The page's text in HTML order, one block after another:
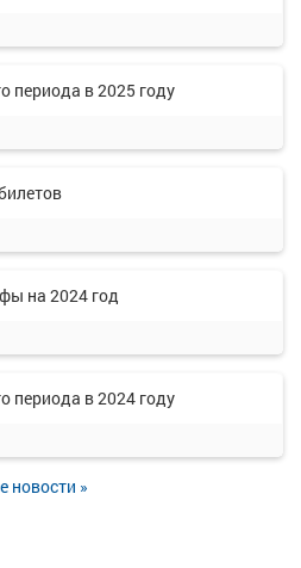
периода в 2025 году
на 2024 год
периода в 2024 году
новости »